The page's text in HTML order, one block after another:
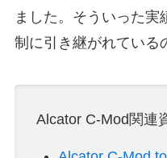
ました。そういった
制に引き継がれている
Alcator C-Mod関連